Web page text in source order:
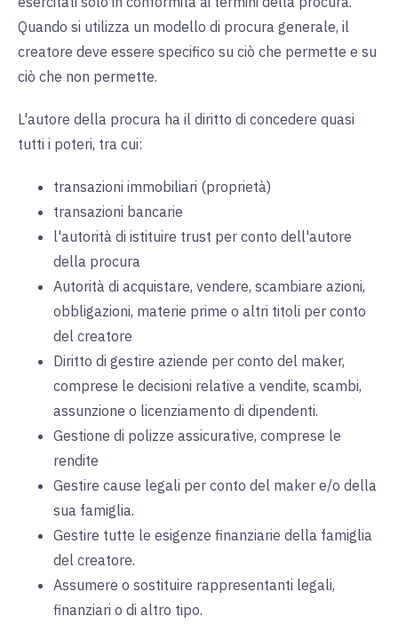
Quando si utilizza un modello di procura generale, il
creatore deve essere specifico su ciò che permette e su
ciò che non permette.
L'autore della procura ha il diritto di concedere quasi
tutti i poteri, tra cui:
transazioni immobiliari (proprietà)
transazioni bancarie
l'autorità di istituire trust per conto dell'autore
della procura
Autorità di acquistare, vendere, scambiare azioni,
obbligazioni, materie prime o altri titoli per conto
del creatore
Diritto di gestire aziende per conto del maker,
comprese le decisioni relative a vendite, scambi,
assunzione o licenziamento di dipendenti.
Gestione di polizze assicurative, comprese le
rendite
Gestire cause legali per conto del maker e/o della
sua famiglia.
Gestire tutte le esigenze finanziarie della famiglia
del creatore.
Assumere o sostituire rappresentanti legali,
finanziari o di altro tipo.